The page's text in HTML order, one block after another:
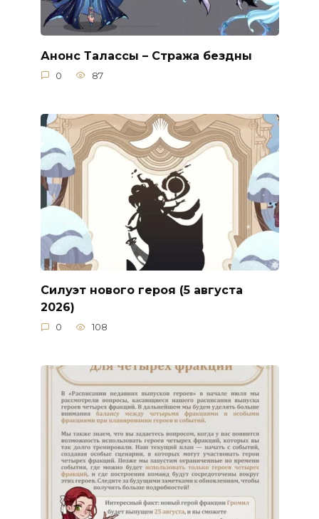
Анонс Талассы – Стража бездны
0 87
Силуэт нового героя (5 августа
2026)
0 108